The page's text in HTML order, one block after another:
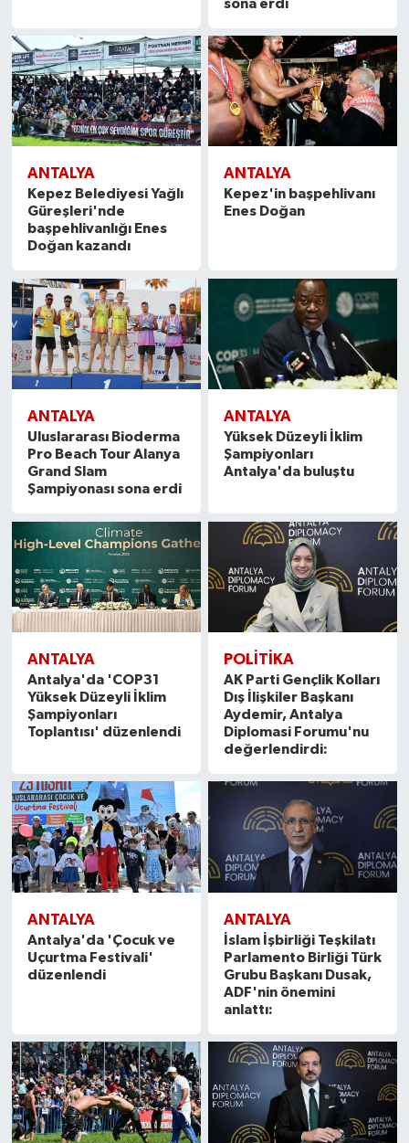
sona erdi
ANTALYA
Kepez Belediyesi Yağlı
Güreşleri'nde
başpehlivanlığı Enes
Doğan kazandı
ANTALYA
Kepez'in başpehlivanı
Enes Doğan
ANTALYA
Uluslararası Bioderma
Pro Beach Tour Alanya
Grand Slam
Şampiyonası sona erdi
ANTALYA
Yüksek Düzeyli İklim
Şampiyonları
Antalya'da buluştu
ANTALYA
Antalya'da 'COP31
Yüksek Düzeyli İklim
Şampiyonları
Toplantısı' düzenlendi
POLITIKA
AK Parti Gençlik Kolları
Dış İlişkiler Başkanı
Aydemir, Antalya
Diplomasi Forumu'nu
değerlendirdi:
ANTALYA
Antalya'da 'Çocuk ve
Uçurtma Festivali'
düzenlendi
ANTALYA
İslam İşbirliği Teşkilatı
Parlamento Birliği Türk
Grubu Başkanı Dusak,
ADF'nin önemini
anlattı: